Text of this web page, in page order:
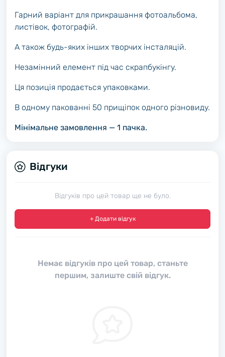
Гарний варіант для прикрашання фотоальбома,
листівок, фотографій.
А також будь-яких інших творчих інсталяцій.
Незамінний елемент під час скрапбукінгу.
Ця позиція продається упаковками.
В одному пакованні 50 прищіпок одного різновиду.
Мінімальне замовлення — 1 пачка.
Відгуки
Відгуків про цей товар ще не було.
+ Додати відгук
Немає відгуків про цей товар, станьте
першим, залиште свій відгук.